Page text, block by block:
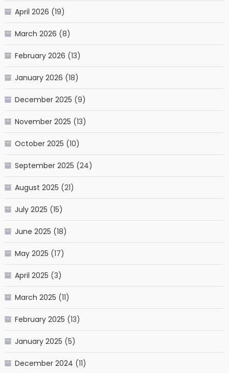
April 2026 (19)
March 2026 (8)
February 2026 (13)
January 2026 (18)
December 2025 (9)
November 2025 (13)
October 2025 (10)
September 2025 (24)
August 2025 (21)
July 2025 (15)
June 2025 (18)
May 2025 (17)
April 2025 (3)
March 2025 (11)
February 2025 (13)
January 2025 (5)
December 2024 (11)